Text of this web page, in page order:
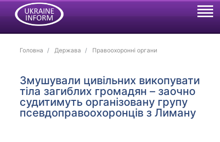
Головна Держава Правоохоронні органи
Змушували цивільних викопувати
тіла загиблих громадян – заочно
судитимуть організовану групу
псевдоправоохоронців з Лиману